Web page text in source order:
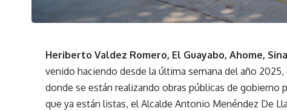
Heriberto Valdez Romero, El Guayabo, Ahome,
venido haciendo desde la última semana del año
donde se están realizando obras públicas de gobierno
que ya están listas, el Alcalde Antonio Menéndez De